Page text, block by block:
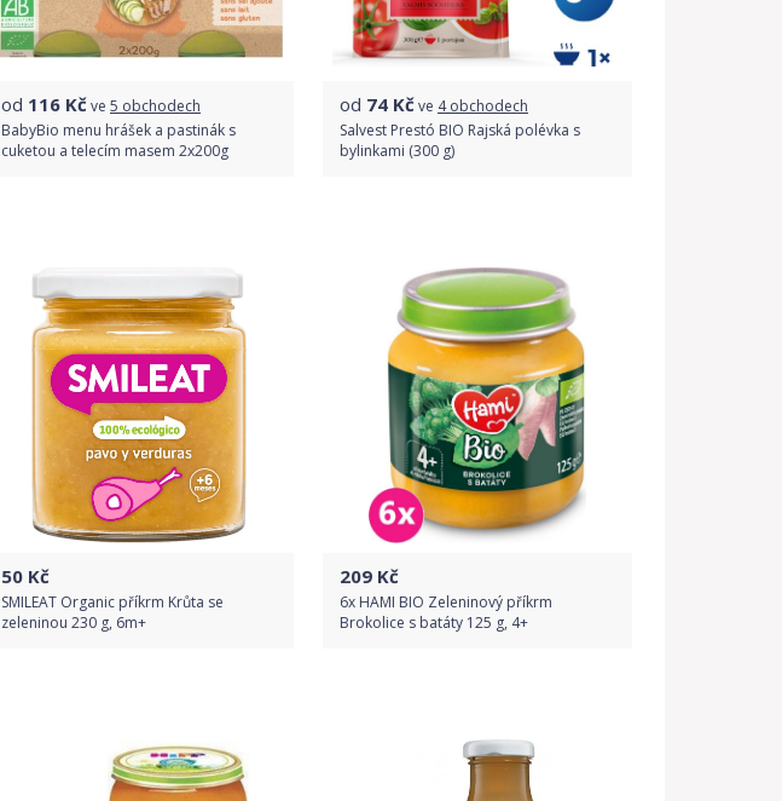
od 116 Kčve 5 obchodech
BabyBio menu hrášek a pastinák s
cuketou a telecím masem 2x200g
od 74 Kčve 4 obchodech
Salvest Prestó BIO Rajská polévka s
bylinkami (300 g)
50 Kč
SMILEAT Organic příkrm Krůta se
zeleninou 230 g, 6m+
Detail produktu
209 Kč
6x HAMI BIO Zeleninový příkrm
Brokolice s batáty 125 g, 4+
Detail produktu